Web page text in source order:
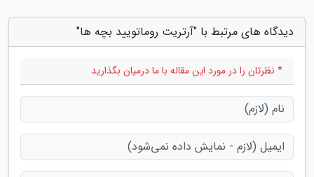
دیدگاه های مرتبط با "آرتریت روماتویید بچه ها"
* نظرتان را در مورد این مقاله با ما درمیان بگذارید